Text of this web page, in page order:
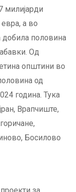
милијарди
а во
половина
Од
општини во
од
година. Тука
Врапчиште,
Босилово